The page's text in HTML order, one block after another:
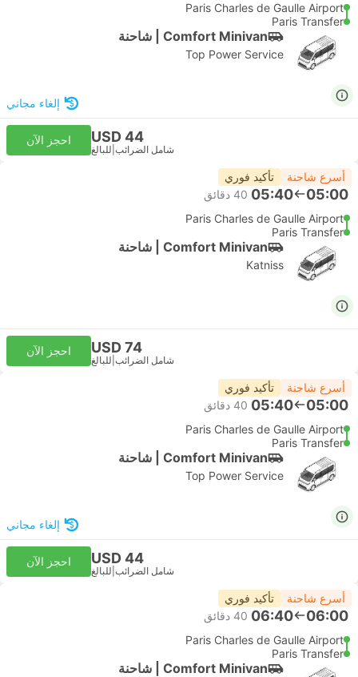
Paris Charles de Gaulle Airport
Paris Transfer
Comfort Minivan | شاحنة
Top Power Service
إلغاء مجاني
USD 44
شامل الضرائب للبالغ
احجز الآن
أسرع شاحنة تأكيد فوري
05:00
05:40 ‫40 دقائق
Paris Charles de Gaulle Airport
Paris Transfer
Comfort Minivan | شاحنة
Katniss
USD 74
شامل الضرائب للبالغ
احجز الآن
أسرع شاحنة تأكيد فوري
05:00
05:40 ‫40 دقائق
Paris Charles de Gaulle Airport
Paris Transfer
Comfort Minivan | شاحنة
Top Power Service
إلغاء مجاني
USD 44
شامل الضرائب للبالغ
احجز الآن
أسرع شاحنة تأكيد فوري
06:00
06:40 ‫40 دقائق
Paris Charles de Gaulle Airport
Paris Transfer
Comfort Minivan | شاحنة